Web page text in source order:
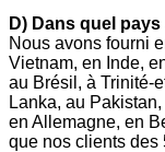
D) Dans quel
Nous avons fourni
Vietnam, en Inde,
au Brésil, à Trinité-
Lanka, au
en Allemagne, en
que nos clients des